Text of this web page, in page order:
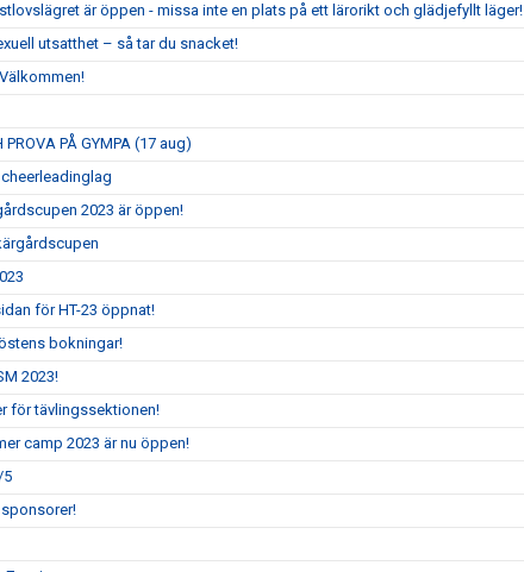
är öppen - missa inte en plats på ett lärorikt och glädjefyllt läger!
utsatthet – så tar du snacket!
PROVA PÅ GYMPA (17 aug)
2023 är öppen!
för HT-23 öppnat!
bokningar!
2023!
för tävlingssektionen!
camp 2023 är nu öppen!
5